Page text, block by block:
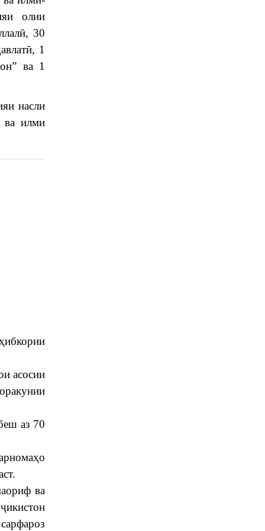
олии
30
1
ва 1
насли
ва илми
асосии
аз 70
ва